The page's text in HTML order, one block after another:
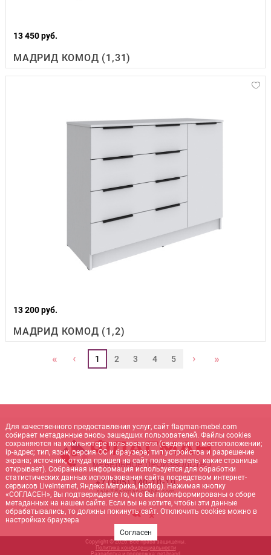
13 450 руб.
МАДРИД КОМОД (1,31)
13 200 руб.
МАДРИД КОМОД (1,2)
« ‹ 1 2 3 4 5 › »
+7 (905) 140-10-10
sale@flagman-mebel.com
Copyright © 2026. Все права защищены.
Политика конфиденциальности
Разработка и поддержка: net- brand
Для качественного предоставления услуг, сайт flagman-mebel.com
собирает метаданные вновь зашедших пользователей. Файлы cookies
сохраняются на компьютере пользователя (сведения о местоположении;
ip-адрес; тип, язык, версия ОС и браузера; тип устройства и разрешение
экрана; источник, откуда пришел на сайт пользователь; какие страницы
открывает). Собранная информация используется для обработки
статистических данных использования сайта посредством интернет-
сервисов LiveInternet, Яндекс.Метрика, Hotlog). Нажимая кнопку
«СОГЛАСЕН», Вы подтверждаете то, что Вы проинформированы о сборе
метаданных на нашем сайте. Если вы не хотите, чтобы эти данные
обрабатывались, то должны покинуть сайт. Отключить cookies можно в
настройках браузера
Согласен